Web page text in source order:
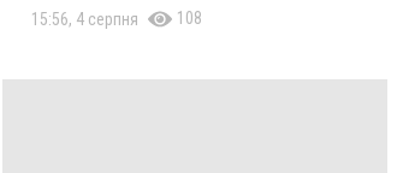
15:56, 4 серпня 108